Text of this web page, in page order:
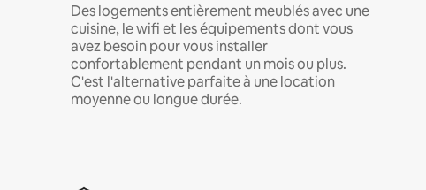
Des logements entièrement meublés avec une
cuisine, le wifi et les équipements dont vous
avez besoin pour vous installer
confortablement pendant un mois ou plus.
C'est l'alternative parfaite à une location
moyenne ou longue durée.